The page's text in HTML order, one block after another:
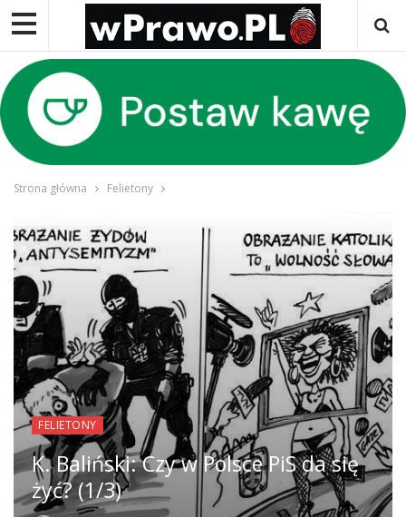
Strona główna Felietony
FELIETONY
K. Baliński: Czy w Polsce PiS da się
żyć? (1/3)